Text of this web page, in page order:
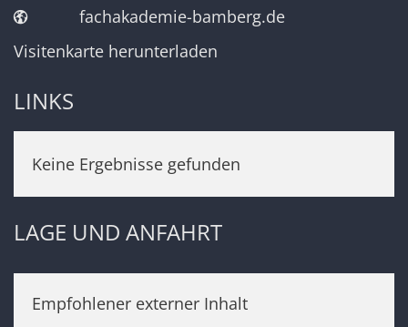
fachakademie-bamberg.de
Visitenkarte herunterladen
LINKS
Keine Ergebnisse gefunden
LAGE UND ANFAHRT
Empfohlener externer Inhalt